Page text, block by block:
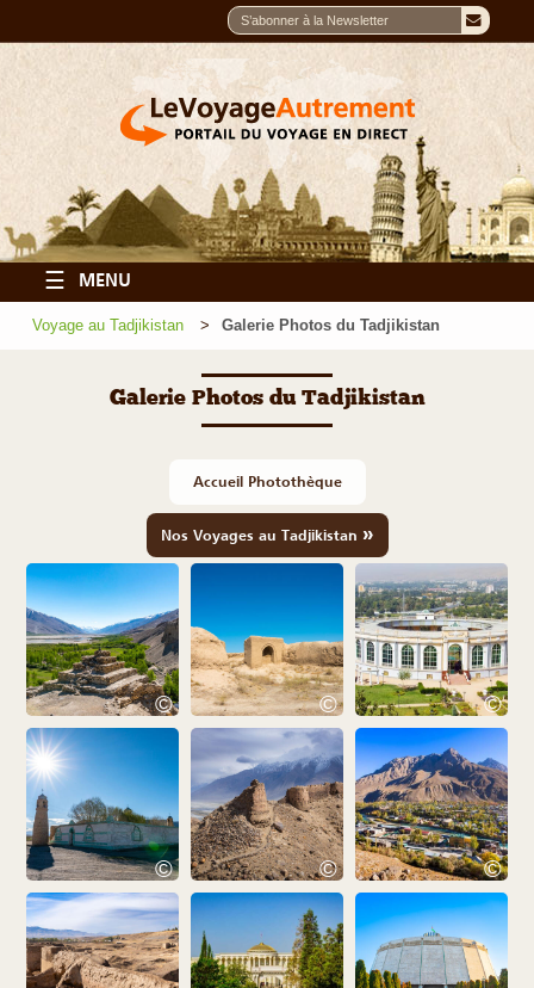
☰ MENU
Voyage au Tadjikistan Galerie Photos du Tadjikistan
Galerie Photos du Tadjikistan
Accueil Photothèque
Nos Voyages au Tadjikistan »
© © ©
© © ©